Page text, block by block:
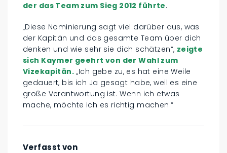
der das Team zum Sieg 2012 führte.
„Diese Nominierung sagt viel darüber aus, was
der Kapitän und das gesamte Team über dich
denken und wie sehr sie dich schätzen“, zeigte
sich Kaymer geehrt von der Wahl zum
Vizekapitän. „Ich gebe zu, es hat eine Weile
gedauert, bis ich Ja gesagt habe, weil es eine
große Verantwortung ist. Wenn ich etwas
mache, möchte ich es richtig machen.“
Verfasst von